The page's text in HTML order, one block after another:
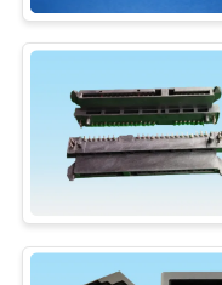
EXCURSÃO
DA
FÁBRICA
CONTROLE
DA
QUALIDADE
placa